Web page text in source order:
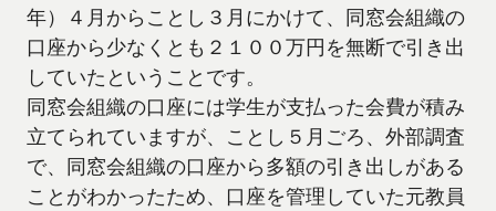
年）４月からことし３月にかけて、同窓会組織の
口座から少なくとも２１００万円を無断で引き出
していたということです。
同窓会組織の口座には学生が支払った会費が積み
立てられていますが、ことし５月ごろ、外部調査
で、同窓会組織の口座から多額の引き出しがある
ことがわかったため、口座を管理していた元教員